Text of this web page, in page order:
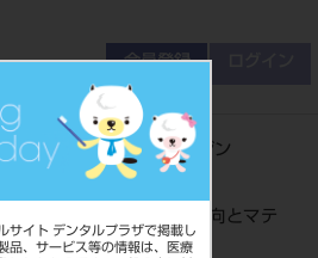
サイト デンタルプラザで掲載し
品、サービス等の情報は、医療
会員登録
ち情報
デンタルマガジン
る展開 審美修復治療の動向とマテ
ログイン